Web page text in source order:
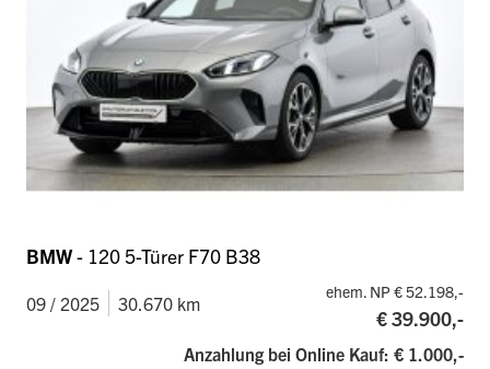
BMW- 120 5-Türer F70 B38
09 / 2025 30.670 km
ehem. NP € 52.198,-
€ 39.900,-
Anzahlung bei Online Kauf: € 1.000,-